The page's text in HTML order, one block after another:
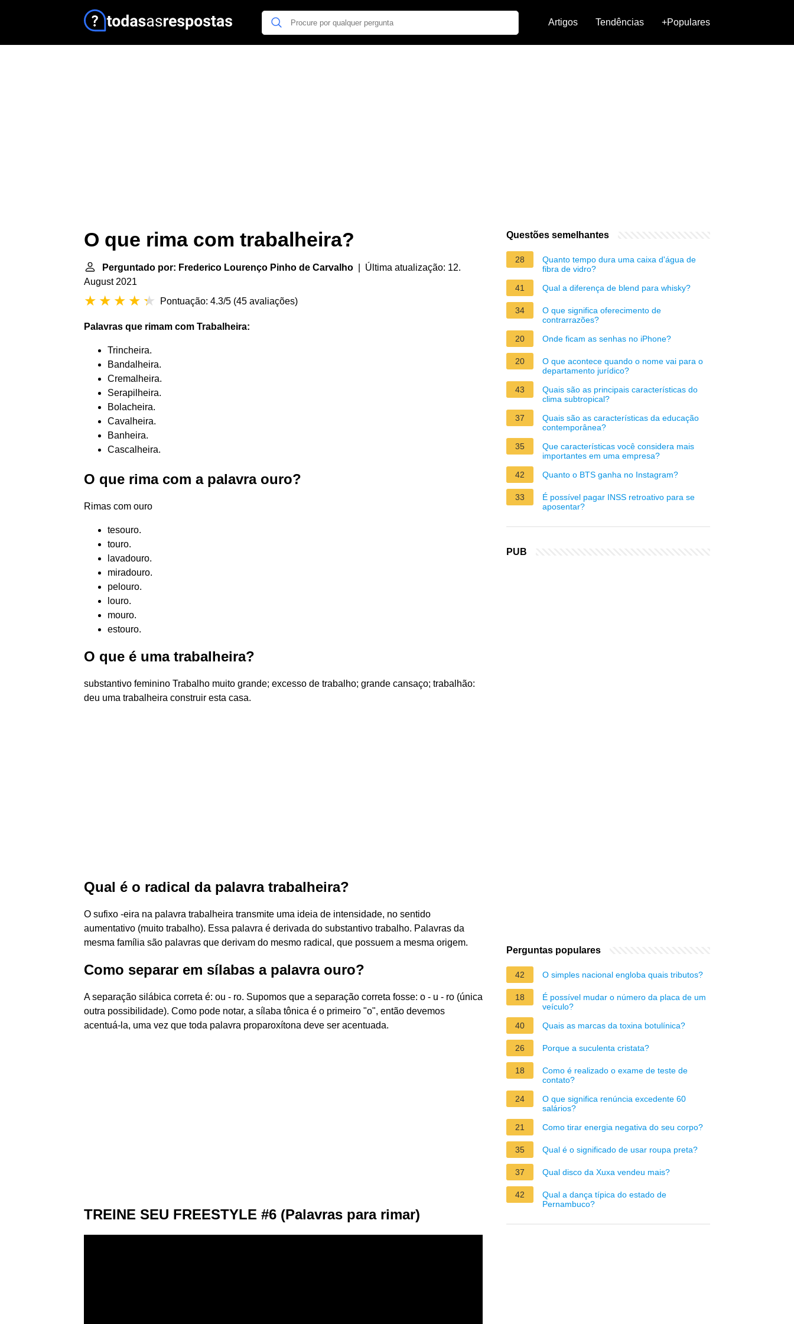
Artigos Tendências +Populares
O que rima com trabalheira?
Perguntado por: Frederico Lourenço Pinho de Carvalho | Última atualização: 12.
August 2021
Pontuação: 4.3/5 (45 avaliações)
Palavras que rimam com Trabalheira:
Trincheira.
Bandalheira.
Cremalheira.
Serapilheira.
Bolacheira.
Cavalheira.
Banheira.
Cascalheira.
O que rima com a palavra ouro?
Rimas com ouro
tesouro.
touro.
lavadouro.
miradouro.
pelouro.
louro.
mouro.
estouro.
O que é uma trabalheira?
substantivo feminino Trabalho muito grande; excesso de trabalho; grande cansaço; trabalhão:
deu uma trabalheira construir esta casa.
Qual é o radical da palavra trabalheira?
O sufixo -eira na palavra trabalheira transmite uma ideia de intensidade, no sentido
aumentativo (muito trabalho). Essa palavra é derivada do substantivo trabalho. Palavras da
mesma família são palavras que derivam do mesmo radical, que possuem a mesma origem.
Como separar em sílabas a palavra ouro?
A separação silábica correta é: ou - ro. Supomos que a separação correta fosse: o - u - ro (única
outra possibilidade). Como pode notar, a sílaba tônica é o primeiro "o", então devemos
acentuá-la, uma vez que toda palavra proparoxítona deve ser acentuada.
TREINE SEU FREESTYLE #6 (Palavras para rimar)
Questões semelhantes
28
Quanto tempo dura uma caixa d'água de
fibra de vidro?
41
Qual a diferença de blend para whisky?
34
O que significa oferecimento de
contrarrazões?
20
Onde ficam as senhas no iPhone?
20
O que acontece quando o nome vai para o
departamento jurídico?
43
Quais são as principais características do
clima subtropical?
37
Quais são as características da educação
contemporânea?
35
Que características você considera mais
importantes em uma empresa?
42
Quanto o BTS ganha no Instagram?
33
É possível pagar INSS retroativo para se
aposentar?
PUB
Perguntas populares
42 O simples nacional engloba quais tributos?
18
É possível mudar o número da placa de um
veículo?
40
Quais as marcas da toxina botulínica?
26 Porque a suculenta cristata?
18
Como é realizado o exame de teste de
contato?
24
O que significa renúncia excedente 60
salários?
21
Como tirar energia negativa do seu corpo?
35 Qual é o significado de usar roupa preta?
37 Qual disco da Xuxa vendeu mais?
42
Qual a dança típica do estado de
Pernambuco?